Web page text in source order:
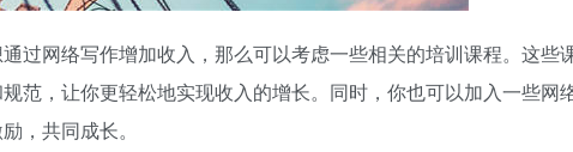
过网络写作增加收入，那么可以考虑一些相关的培训课程。这些
范，让你更轻松地实现收入的增长。同时，你也可以加入一些网
，共同成长。